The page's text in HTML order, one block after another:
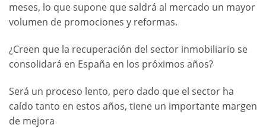
meses, lo que supone que saldrá al mercado un mayor
volumen de promociones y reformas.
¿Creen que la recuperación del sector inmobiliario se
consolidará en España en los próximos años?
Será un proceso lento, pero dado que el sector ha
caído tanto en estos años, tiene un importante margen
de mejora